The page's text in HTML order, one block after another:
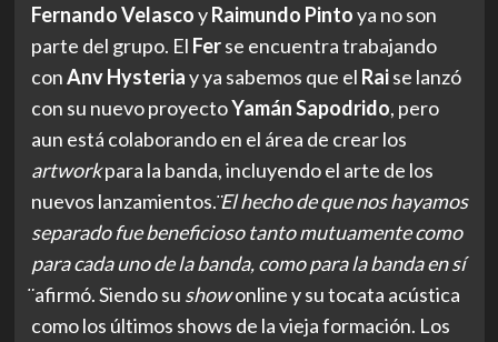
Fernando VelascoyRaimundo Pintoya no son
parte del grupo. El Ferse encuentra trabajando
conAnv Hysteriay ya sabemos que el Raise lanzó
con su nuevo proyectoYamán Sapodrido, pero
aun está colaborando en el área de crear los
artworkpara la banda, incluyendo el arte de los
nuevos lanzamientos.̈El hecho de que nos hayamos
separado fue beneficioso tanto mutuamente como
para cada uno de la banda, como para la banda en sí
̈afirmó. Siendo su showonline y su tocata acústica
como los últimos shows de la vieja formación. Los